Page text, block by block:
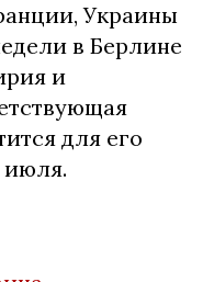
Украины
в Берлине
и
для его
июля.